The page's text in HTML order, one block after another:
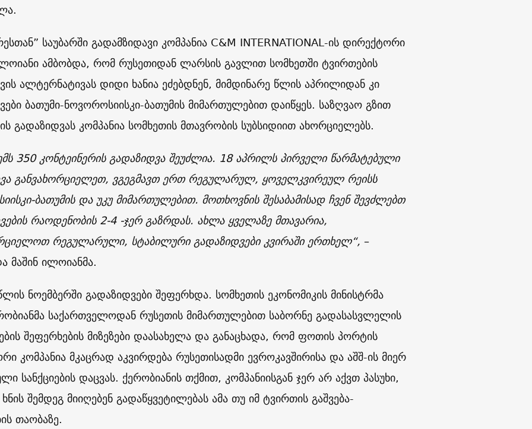
საუბარში გადამზიდავი კომპანია C&M INTERNATIONAL-ის დირექტორი
ამბობდა, რომ რუსეთიდან ლარსის გავლით სომხეთში ტვირთების
ალტერნატივას დიდი ხანია ეძებდნენ, მიმდინარე წლის აპრილიდან კი
ბათუმი-ნოვოროსიისკი-ბათუმის მიმართულებით დაიწყეს. საზღვაო გზით
გადაზიდვას კომპანია სომხეთის მთავრობის სუბსიდიით ახორციელებს.
350 კონტეინერის გადაზიდვა შეუძლია. 18 აპრილს პირველი წარმატებული
განვახორციელეთ, ვგეგმავთ ერთ რეგულარულ, ყოველკვირეულ რეისს
ბათუმის და უკუ მიმართულებით. მოთხოვნის შესაბამისად ჩვენ შევძლებთ
რაოდენობის 2-4 -ჯერ გაზრდას. ახლა ყველაზე მთავარია,
რეგულარული, სტაბილური გადაზიდვები კვირაში ერთხელ“, –
მაშინ ილოიანმა.
ნოემბერში გადაზიდვები შეფერხდა. სომხეთის ეკონომიკის მინისტრმა
საქართველოდან რუსეთის მიმართულებით საბორნე გადასასვლელის
შეფერხების მიზეზები დაასახელა და განაცხადა, რომ ფოთის პორტის
კომპანია მკაცრად აკვირდება რუსეთისადმი ევროკავშირისა და აშშ-ის მიერ
სანქციების დაცვას. ქერობიანის თქმით, კომპანიისგან ჯერ არ აქვთ პასუხი,
შემდეგ მიიღებენ გადაწყვეტილებას ამა თუ იმ ტვირთის გაშვება-
თაობაზე.